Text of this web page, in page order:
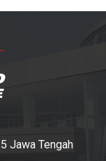
Jawa Tengah